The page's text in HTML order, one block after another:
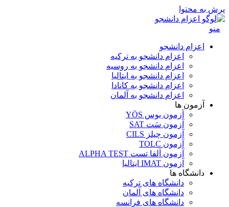
پرش به محتوا
منو
اعزام دانشجو
اعزام دانشجو به ترکیه
اعزام دانشجو به روسیه
اعزام دانشجو به ایتالیا
اعزام دانشجو به کانادا
اعزام دانشجو به آلمان
آزمون ها
آزمون یوس YÖS
آزمون سَت SAT
آزمون چیلز CILS‌
آزمون TOLC
آزمون آلفا تست ALPHA TEST
آزمون IMAT ایتالیا
دانشگاه ها
دانشگاه های ترکیه
دانشگاه های آلمان
دانشگاه های فرانسه